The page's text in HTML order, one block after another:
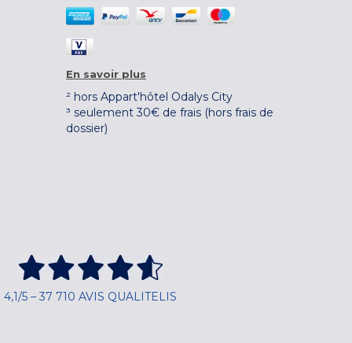
En savoir plus
² hors Appart'hôtel Odalys City
³ seulement 30€ de frais (hors frais de
dossier)
4,1/5 – 37 710 AVIS QUALITELIS